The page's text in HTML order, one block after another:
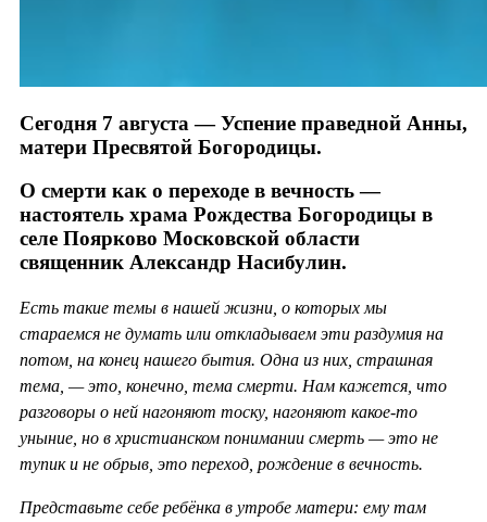
Сегодня 7 августа — Успение праведной Анны,
матери Пресвятой Богородицы.
О смерти как о переходе в вечность —
настоятель храма Рождества Богородицы в
селе Поярково Московской области
священник Александр Насибулин.
Есть такие темы в нашей жизни, о которых мы
стараемся не думать или откладываем эти раздумия на
потом, на конец нашего бытия. Одна из них, страшная
тема, — это, конечно, тема смерти. Нам кажется, что
разговоры о ней нагоняют тоску, нагоняют какое-то
уныние, но в христианском понимании смерть — это не
тупик и не обрыв, это переход, рождение в вечность.
Представьте себе ребёнка в утробе матери: ему там